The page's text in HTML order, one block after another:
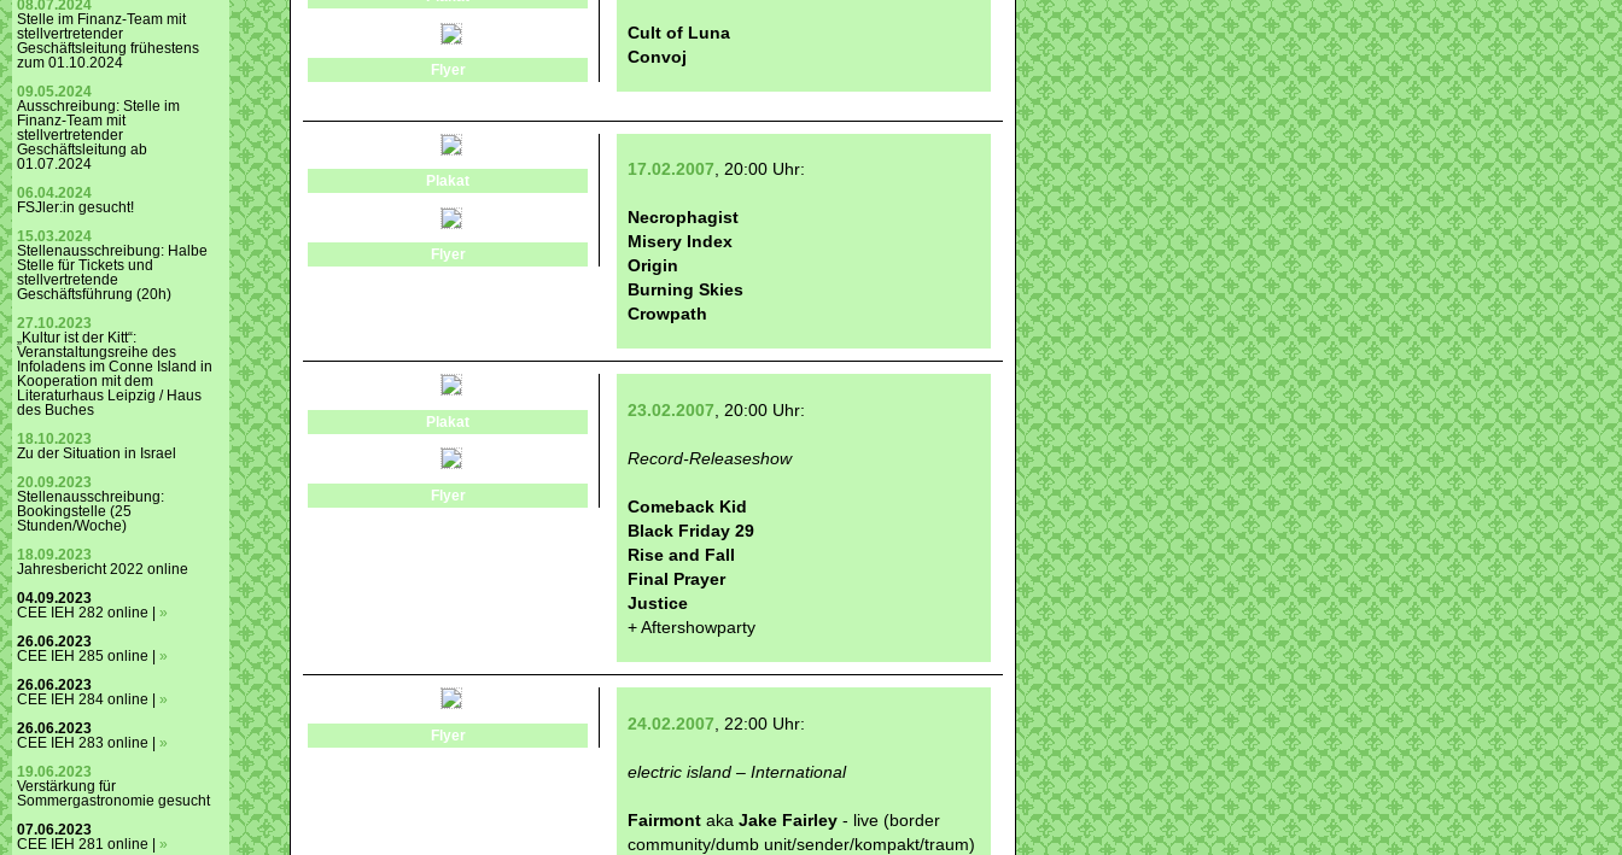
08.07.2024
Stelle im Finanz-Team mit
stellvertretender
Geschäftsleitung frühestens
zum 01.10.2024
09.05.2024
Ausschreibung: Stelle im
Finanz-Team mit
stellvertretender
Geschäftsleitung ab
01.07.2024
06.04.2024
FSJler:in gesucht!
15.03.2024
Stellenausschreibung: Halbe
Stelle für Tickets und
stellvertretende
Geschäftsführung (20h)
27.10.2023
„Kultur ist der Kitt“:
Veranstaltungsreihe des
Infoladens im Conne Island in
Kooperation mit dem
Literaturhaus Leipzig / Haus
des Buches
18.10.2023
Zu der Situation in Israel
20.09.2023
Stellenausschreibung:
Bookingstelle (25
Stunden/Woche)
18.09.2023
Jahresbericht 2022 online
04.09.2023
CEE IEH 282 online | »
26.06.2023
CEE IEH 285 online | »
26.06.2023
CEE IEH 284 online | »
26.06.2023
CEE IEH 283 online | »
19.06.2023
Verstärkung für
Sommergastronomie gesucht
07.06.2023
CEE IEH 281 online | »
Cult of Luna
Convoj
Flyer
17.02.2007 , 20:00 Uhr:
Necrophagist
Misery Index
Origin
Burning Skies
Crowpath
Plakat
Flyer
23.02.2007 , 20:00 Uhr:
Record-Releaseshow
Comeback Kid
Black Friday 29
Rise and Fall
Final Prayer
Justice
+ Aftershowparty
Plakat
Flyer
24.02.2007 , 22:00 Uhr:
electric island – International
Fairmont aka Jake Fairley - live (border
community/dumb unit/sender/kompakt/traum)
Flyer